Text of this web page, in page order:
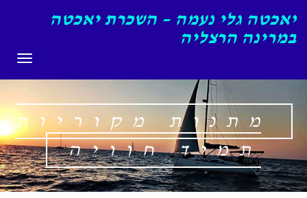
יאכטה גלי נעמה – השכרת יאכטה
במרינה הרצליה
מתנות מקוריות
תמיד חוויה